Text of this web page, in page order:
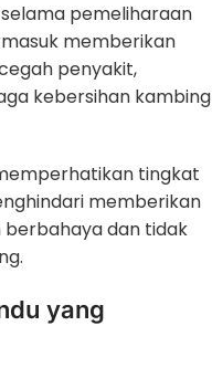
pemeliharaan
memberikan
penyakit,
kebersihan kambing
tingkat
memberikan
dan tidak
yang